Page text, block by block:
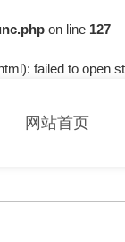
on line 127
failed to open
网站首页